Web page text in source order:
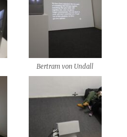
Bertram von Undall